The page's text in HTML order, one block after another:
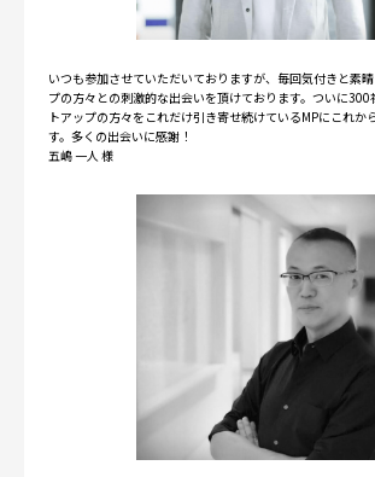
いつも参加させていただいておりますが、毎回気付きと素
プの方々との刺激的な出会いを頂けております。ついに300
トアップの方々をこれだけ引き寄せ続けているMPにこれか
す。多くの出会いに感謝！
五嶋 一人 様